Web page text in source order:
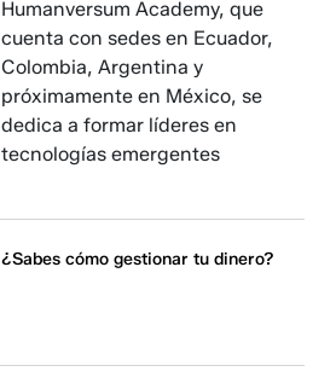
Humanversum Academy, que
cuenta con sedes en Ecuador,
Colombia, Argentina y
próximamente en México, se
dedica a formar líderes en
tecnologías emergentes
¿Sabes cómo gestionar tu dinero?